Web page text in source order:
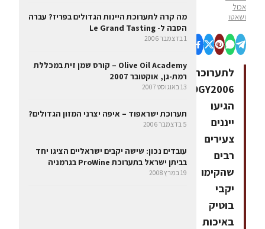
אכול
ושאטו
לתערוכת
TecENOLOGY2006
הגיעו
ייננים
צעירים
רבים
שהקימו
יקבי
בוטיק
באיכות
מה קרה לתערוכת היינות הגדולים בפריז? עברה
הסבה ל- Le Grand Tasting
1 בדצמבר 2006
Olive Oil Academy – קורס שמן זית במכללת
רמת-גן, אוקטובר 2007
13 באוגוסט 2007
תערוכת ישראפוד – איפה יצרני המזון הגדולים?
5 בדצמבר 2006
עובדים נכון: שישה יקבים ישראליים הציגו יחד
בביתן ישראל בתערוכת ProWine בגרמניה
19 במרץ 2008